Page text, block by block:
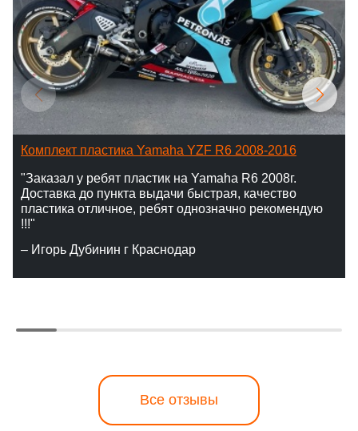
Комплект пластика Yamaha YZF R6 2008-2016
"Заказал у ребят пластик на Yamaha R6 2008г.
Доставка до пункта выдачи быстрая, качество
пластика отличное, ребят однозначно рекомендую
!!!"
– Игорь Дубинин г Краснодар
Все отзывы